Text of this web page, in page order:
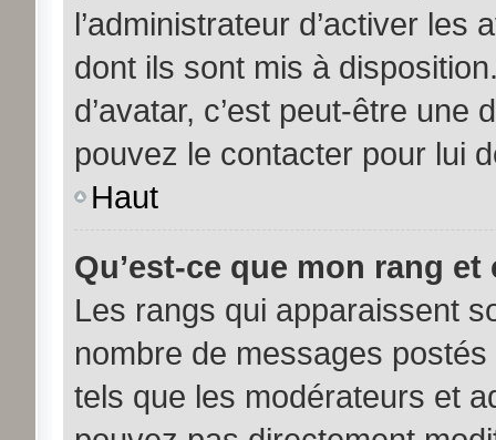
l’administrateur d’activer
dont ils sont mis à
d’avatar, c’est peut-être une
pouvez le contacter pour lui
Haut
Qu’est-ce que mon rang
Les rangs qui apparaissent
nombre de messages
tels que les modérateurs et